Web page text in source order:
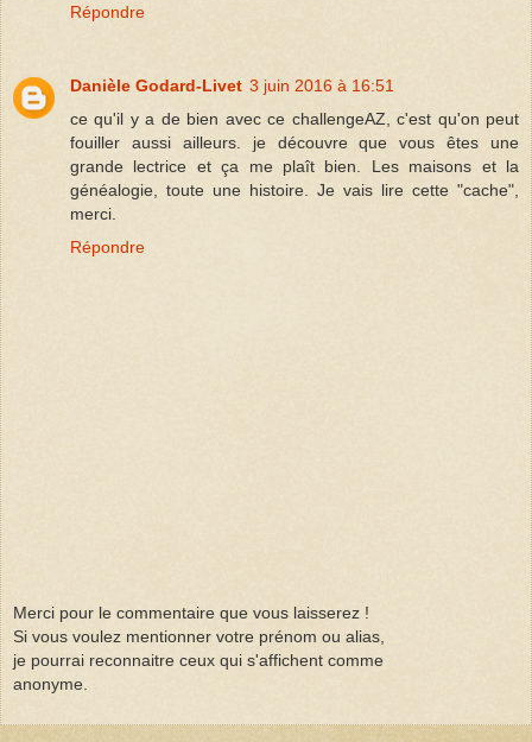
Répondre
Danièle Godard-Livet 3 juin 2016 à 16:51
ce qu'il y a de bien avec ce challengeAZ, c'est qu'on peut
fouiller aussi ailleurs. je découvre que vous êtes une
grande lectrice et ça me plaît bien. Les maisons et la
généalogie, toute une histoire. Je vais lire cette "cache",
merci.
Répondre
Merci pour le commentaire que vous laisserez !
Si vous voulez mentionner votre prénom ou alias,
je pourrai reconnaitre ceux qui s'affichent comme
anonyme.